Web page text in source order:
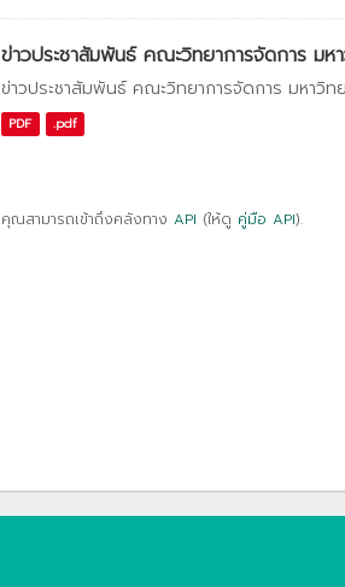
ข่าวประชาสัมพันธ์ คณะวิทยาการจัดการ มห
ข่าวประชาสัมพันธ์ คณะวิทยาการจัดการ มหาวิท
PDF .pdf
คุณสามารถเข้าถึงคลังทาง API (ให้ดู คู่มือ API).